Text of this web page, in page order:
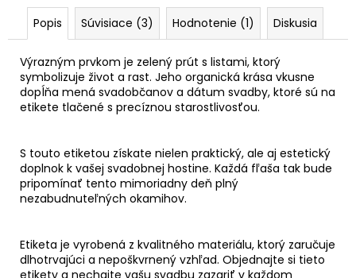
Popis Súvisiace (3) Hodnotenie (1) Diskusia
Výrazným prvkom je zelený prút s listami, ktorý
symbolizuje život a rast. Jeho organická krása vkusne
dopĺňa mená svadobčanov a dátum svadby, ktoré sú na
etikete tlačené s precíznou starostlivosťou.
S touto etiketou získate nielen praktický, ale aj estetický
doplnok k vašej svadobnej hostine. Každá fľaša tak bude
pripomínať tento mimoriadny deň plný
nezabudnuteľných okamihov.
Etiketa je vyrobená z kvalitného materiálu, ktorý zaručuje
dlhotrvajúci a nepoškvrnený vzhľad. Objednajte si tieto
etikety a nechajte vašu svadbu zazariť v každom